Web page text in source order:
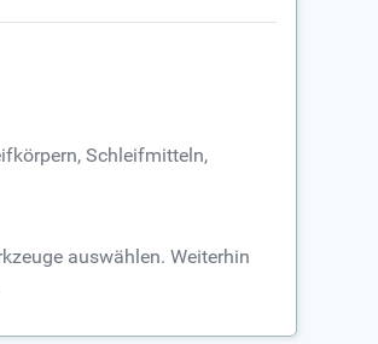
Schleifmitteln,
auswählen. Weiterhin